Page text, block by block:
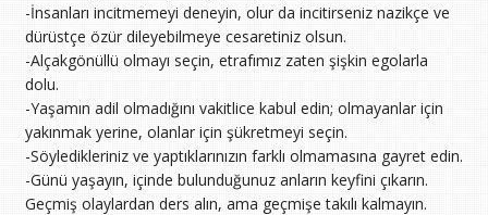
-İnsanları incitmemeyi deneyin, olur da incitirseniz nazikçe ve
dürüstçe özür dileyebilmeye cesaretiniz olsun.
-Alçakgönüllü olmayı seçin, etrafımız zaten şişkin egolarla
dolu.
-Yaşamın adil olmadığını vakitlice kabul edin; olmayanlar için
yakınmak yerine, olanlar için şükretmeyi seçin.
-Söyledikleriniz ve yaptıklarınızın farklı olmamasına gayret edin.
-Günü yaşayın, içinde bulunduğunuz anların keyfini çıkarın.
Geçmiş olaylardan ders alın, ama geçmişe takılı kalmayın.